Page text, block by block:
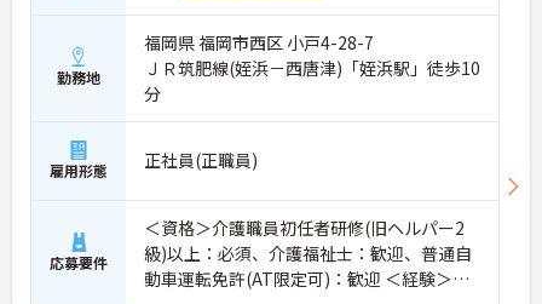
勤務地
福岡県 福岡市西区 小戸4-28-7
ＪＲ筑肥線(姪浜－西唐津)「姪浜駅」徒歩10
分
雇用形態 正社員(正職員)
応募要件
＜資格＞介護職員初任者研修(旧ヘルパー2
級)以上：必須、介護福祉士：歓迎、普通自
動車運転免許(AT限定可)：歓迎 ＜経験＞不